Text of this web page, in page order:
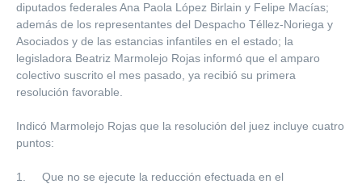
diputados federales Ana Paola López Birlain y Felipe Macías;
además de los representantes del Despacho Téllez-Noriega y
Asociados y de las estancias infantiles en el estado; la
legisladora Beatriz Marmolejo Rojas informó que el amparo
colectivo suscrito el mes pasado, ya recibió su primera
resolución favorable.
Indicó Marmolejo Rojas que la resolución del juez incluye cuatro
puntos:
1. Que no se ejecute la reducción efectuada en el